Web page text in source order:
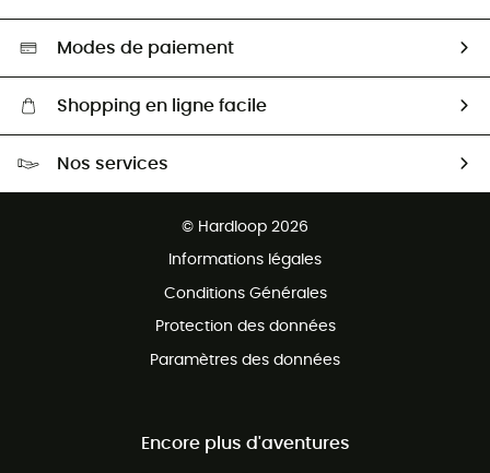
Aide & Contact
Sélection éco-responsable
Modes de paiement
Shopping en ligne facile
Nos services
© Hardloop 2026
Informations légales
Conditions Générales
Protection des données
Paramètres des données
Encore plus d'aventures